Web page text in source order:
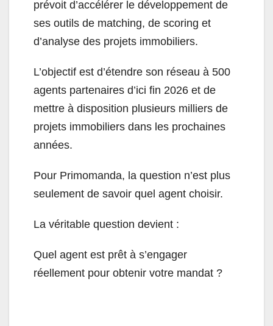
prévoit d’accélérer le développement de
ses outils de matching, de scoring et
d’analyse des projets immobiliers.
L’objectif est d’étendre son réseau à 500
agents partenaires d’ici fin 2026 et de
mettre à disposition plusieurs milliers de
projets immobiliers dans les prochaines
années.
Pour Primomanda, la question n’est plus
seulement de savoir quel agent choisir.
La véritable question devient :
Quel agent est prêt à s’engager
réellement pour obtenir votre mandat ?